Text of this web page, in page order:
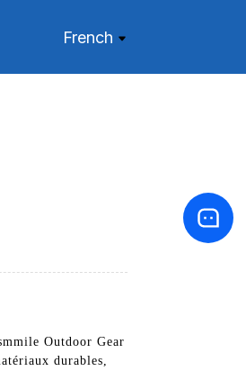
French
Outdoor Gear
durables,